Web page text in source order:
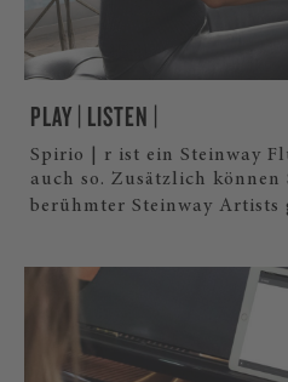
PLAY | LISTEN |
Spirio | r ist ein Steinway
auch so. Zusätzlich können
berühmter Steinway Artists